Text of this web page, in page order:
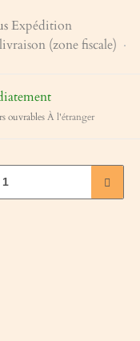
Expédition
(zone fiscale)
ouvrablesÀ l'étranger